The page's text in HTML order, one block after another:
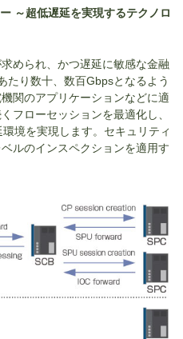
～超低遅延を実現するテクノロ
められ、かつ遅延に敏感な金融
たり数十、数百Gbpsとなるよう
関のアプリケーションなどに適
フローセッションを最適化し、
境を実現します。セキュリティ
ルのインスペクションを適用す